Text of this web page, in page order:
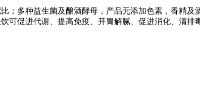
多种益生菌及酿酒酵母，产品无添加色素，香精
促进代谢、提高免疫、开胃解腻、促进消化、清排